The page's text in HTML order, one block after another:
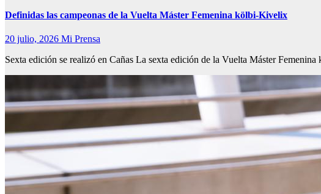
Definidas las campeonas de la Vuelta Máster Femenina kölbi-Kivelix
20 julio, 2026 Mi Prensa
Sexta edición se realizó en Cañas La sexta edición de la Vuelta Máster